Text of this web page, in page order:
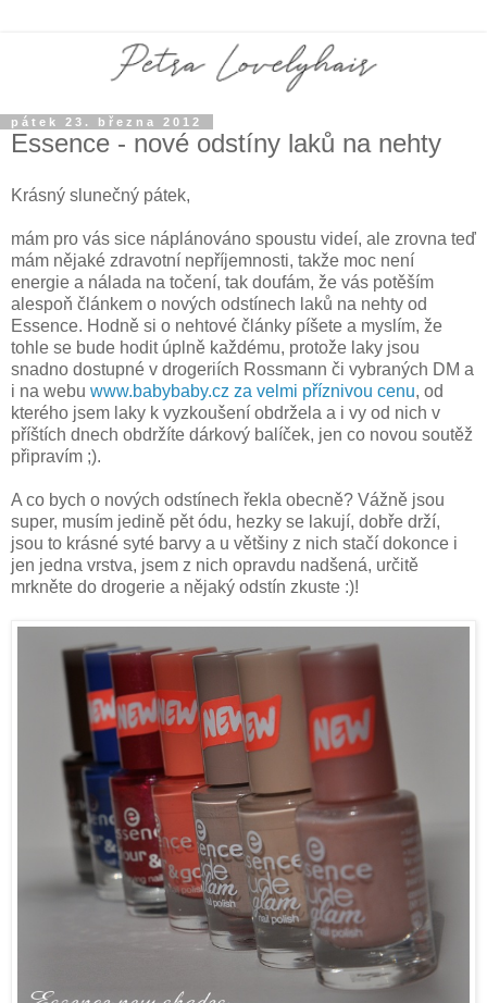
pátek 23. března 2012
Essence - nové odstíny laků na nehty
Krásný slunečný pátek,
mám pro vás sice náplánováno spoustu videí, ale zrovna teď
mám nějaké zdravotní nepříjemnosti, takže moc není
energie a nálada na točení, tak doufám, že vás potěším
alespoň článkem o nových odstínech laků na nehty od
Essence. Hodně si o nehtové články píšete a myslím, že
tohle se bude hodit úplně každému, protože laky jsou
snadno dostupné v drogeriích Rossmann či vybraných DM a
i na webu www.babybaby.cz za velmi příznivou cenu, od
kterého jsem laky k vyzkoušení obdržela a i vy od nich v
příštích dnech obdržíte dárkový balíček, jen co novou soutěž
připravím ;).
A co bych o nových odstínech řekla obecně? Vážně jsou
super, musím jedině pět ódu, hezky se lakují, dobře drží,
jsou to krásné syté barvy a u většiny z nich stačí dokonce i
jen jedna vrstva, jsem z nich opravdu nadšená, určitě
mrkněte do drogerie a nějaký odstín zkuste :)!